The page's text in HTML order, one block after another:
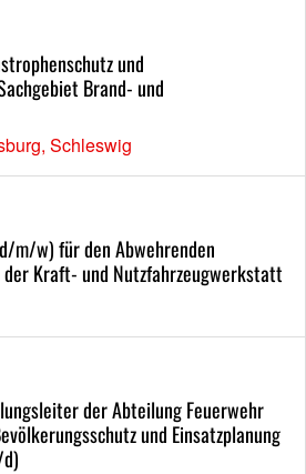
und
Brand- und
Schleswig
m/w) für den Abwehrenden
der Kraft- und Nutzfahrzeugwerkstatt
der Abteilung Feuerwehr
und Einsatzplanung